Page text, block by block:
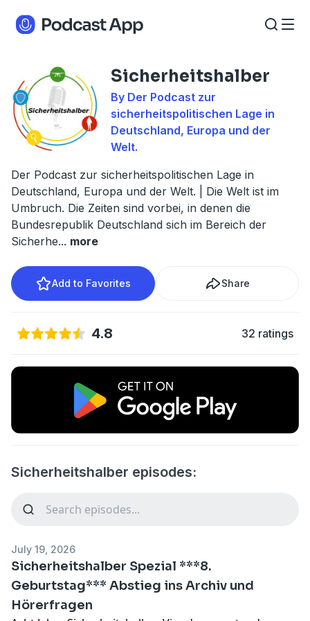
Sicherheitshalber
By Der Podcast zur
sicherheitspolitischen Lage in
Deutschland, Europa und der
Welt.
Der Podcast zur sicherheitspolitischen Lage in
Deutschland, Europa und der Welt. | Die Welt ist im
Umbruch. Die Zeiten sind vorbei, in denen die
Bundesrepublik Deutschland sich im Bereich der
Sicherhe... more
Add to Favorites Share
4.8 32 ratings
Sicherheitshalber episodes:
July 19, 2026
Sicherheitshalber Spezial ***8.
Geburtstag*** Abstieg ins Archiv und
Hörerfragen